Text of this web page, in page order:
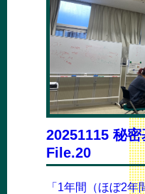
20251115 秘
File.20
「1年間（ほぼ2